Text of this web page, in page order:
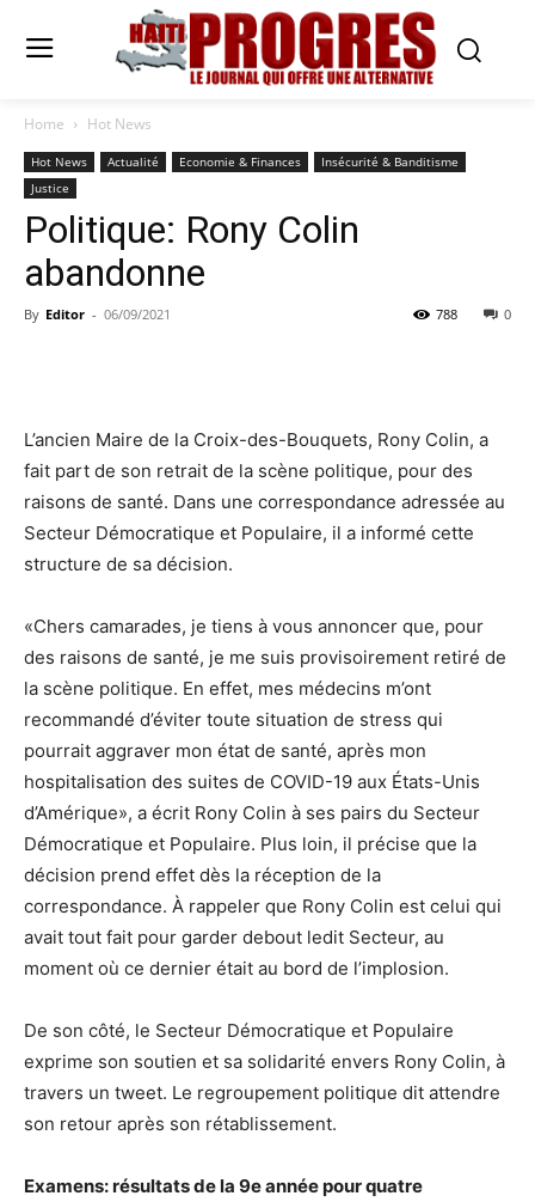
Home Hot News
Hot News Actualité Economie & Finances
Insécurité & Banditisme
Justice
Politique: Rony Colin
abandonne
By Editor - 06/09/2021 0
788
L’ancien Maire de la Croix-des-Bouquets, Rony Colin, a
fait part de son retrait de la scène politique, pour des
raisons de santé. Dans une correspondance adressée au
Secteur Démocratique et Populaire, il a informé cette
structure de sa décision.
«Chers camarades, je tiens à vous annoncer que, pour
des raisons de santé, je me suis provisoirement retiré de
la scène politique. En effet, mes médecins m’ont
recommandé d’éviter toute situation de stress qui
pourrait aggraver mon état de santé, après mon
hospitalisation des suites de COVID-19 aux États-Unis
d’Amérique», a écrit Rony Colin à ses pairs du Secteur
Démocratique et Populaire. Plus loin, il précise que la
décision prend effet dès la réception de la
correspondance. À rappeler que Rony Colin est celui qui
avait tout fait pour garder debout ledit Secteur, au
moment où ce dernier était au bord de l’implosion.
De son côté, le Secteur Démocratique et Populaire
exprime son soutien et sa solidarité envers Rony Colin, à
travers un tweet. Le regroupement politique dit attendre
son retour après son rétablissement.
Examens: résultats de la 9e année pour quatre